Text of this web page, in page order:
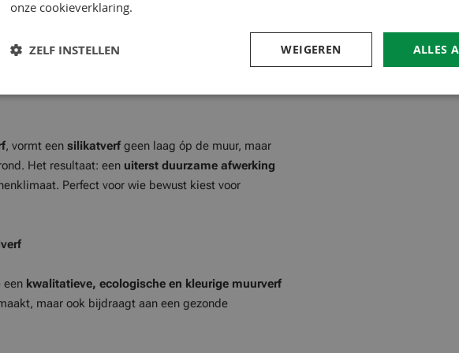
gebouwen (denkmalpflege
pleisterwerk, beton, cement en gipskarton. Niet
dispersieverf.
, vormt een silikatverf geen laag óp de muur, maar
Het resultaat: een uiterst duurzame afwerking
Perfect voor wie bewust kiest voor
een kwalitatieve, ecologische en kleurige muurverf
maar ook bijdraagt aan een gezonde
onze cookieverklaring.
ALLES
WEIGEREN
ZELF INSTELLEN